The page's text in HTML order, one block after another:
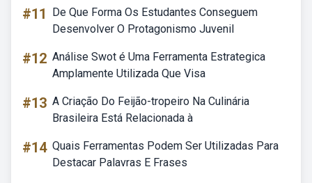
#11
De Que Forma Os Estudantes Conseguem
Desenvolver O Protagonismo Juvenil
#12 Análise Swot é Uma Ferramenta Estrategica
Amplamente Utilizada Que Visa
#13 A Criação Do Feijão-tropeiro Na Culinária
Brasileira Está Relacionada à
#14 Quais Ferramentas Podem Ser Utilizadas Para
Destacar Palavras E Frases